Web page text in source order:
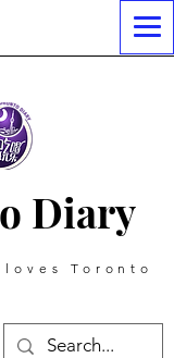
Diary
Toronto